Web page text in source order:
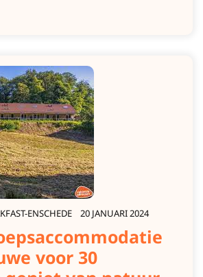
ENSCHEDE 20 JANUARI 2024
voor 30